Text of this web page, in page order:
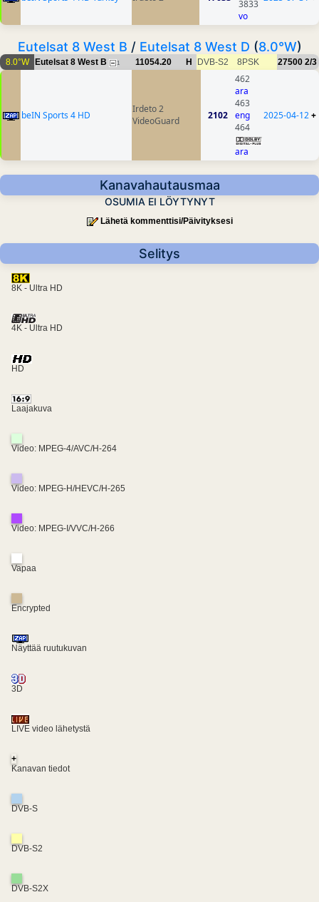
3833
vo
Eutelsat 8 West B / Eutelsat 8 West D (8.0°W)
8.0°W Eutelsat 8 West B 1 11054.20 H DVB-S2 8PSK 27500 2/3
beIN Sports 4 HD
Irdeto 2
VideoGuard
2102
462
ara
463
eng
464
ara
2025-04-12+
Kanavahautausmaa
OSUMIA EI LÖYTYNYT
Lähetä kommenttisi/Päivityksesi
Selitys
8K - Ultra HD
4K - Ultra HD
HD
Laajakuva
Video: MPEG-4/AVC/H-264
Video: MPEG-H/HEVC/H-265
Video: MPEG-I/VVC/H-266
Vapaa
Encrypted
Näyttää ruutukuvan
3D
LIVE video lähetystä
+
Kanavan tiedot
DVB-S
DVB-S2
DVB-S2X